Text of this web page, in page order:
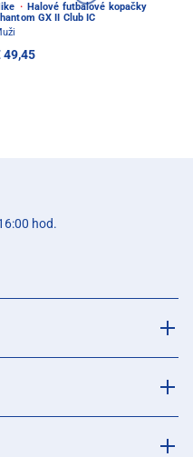
· Halové futbalové kopačky
GX II Club IC
49,45
hod.